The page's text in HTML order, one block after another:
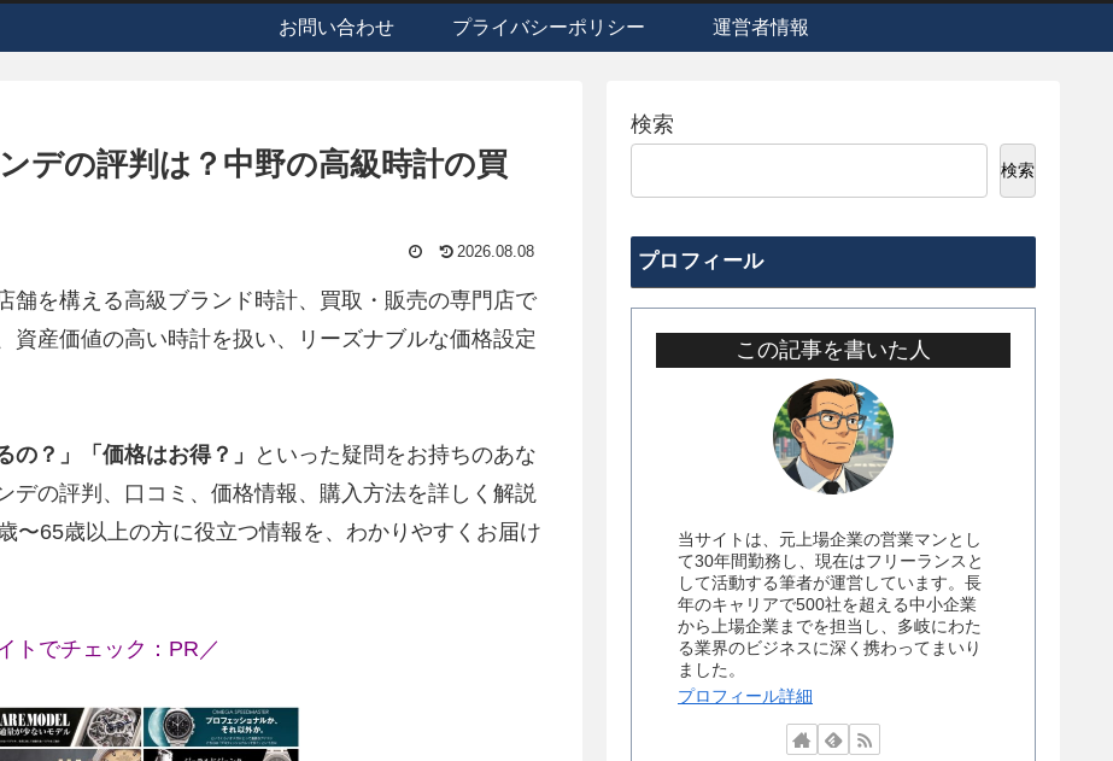
お問い合わせ プライバシーポリシー 運営者情報
デの評判は？中野の高級時計の買
2026.08.08
舗を構える高級ブランド時計、買取・販売の専門店で
資産価値の高い時計を扱い、リーズナブルな価格設定
の？」「価格はお得？」
といった疑問をお持ちのあな
デの評判、口コミ、価格情報、購入方法を詳しく解説
〜65歳以上の方に役立つ情報を、わかりやすくお届け
トでチェック：PR／
検索
検索
プロフィール
この記事を書いた人
当サイトは、元上場企業の営業マンとし
て30年間勤務し、現在はフリーランスと
して活動する筆者が運営しています。長
年のキャリアで500社を超える中小企業
から上場企業までを担当し、多岐にわた
る業界のビジネスに深く携わってまいり
ました。
プロフィール詳細